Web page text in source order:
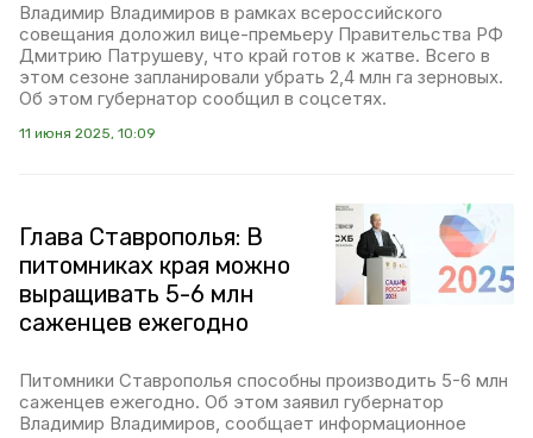
Владимир Владимиров в рамках всероссийского
совещания доложил вице-премьеру Правительства РФ
Дмитрию Патрушеву, что край готов к жатве. Всего в
этом сезоне запланировали убрать 2,4 млн га зерновых.
Об этом губернатор сообщил в соцсетях.
11 июня 2025, 10:09
Глава Ставрополья: В
питомниках края можно
выращивать 5-6 млн
саженцев ежегодно
Питомники Ставрополья способны производить 5-6 млн
саженцев ежегодно. Об этом заявил губернатор
Владимир Владимиров, сообщает информационное